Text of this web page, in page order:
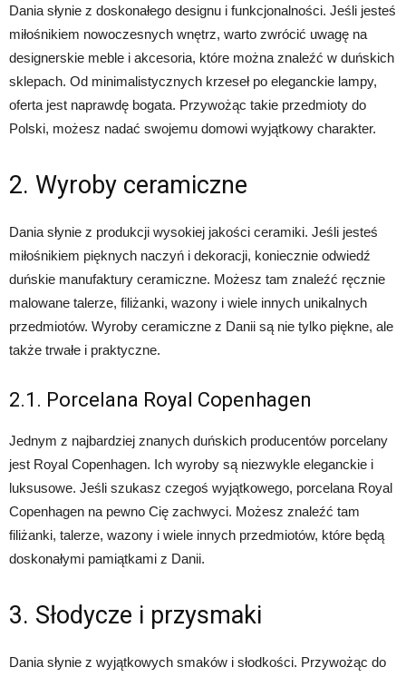
Dania słynie z doskonałego designu i funkcjonalności. Jeśli jesteś
miłośnikiem nowoczesnych wnętrz, warto zwrócić uwagę na
designerskie meble i akcesoria, które można znaleźć w duńskich
sklepach. Od minimalistycznych krzeseł po eleganckie lampy,
oferta jest naprawdę bogata. Przywożąc takie przedmioty do
Polski, możesz nadać swojemu domowi wyjątkowy charakter.
2. Wyroby ceramiczne
Dania słynie z produkcji wysokiej jakości ceramiki. Jeśli jesteś
miłośnikiem pięknych naczyń i dekoracji, koniecznie odwiedź
duńskie manufaktury ceramiczne. Możesz tam znaleźć ręcznie
malowane talerze, filiżanki, wazony i wiele innych unikalnych
przedmiotów. Wyroby ceramiczne z Danii są nie tylko piękne, ale
także trwałe i praktyczne.
2.1. Porcelana Royal Copenhagen
Jednym z najbardziej znanych duńskich producentów porcelany
jest Royal Copenhagen. Ich wyroby są niezwykle eleganckie i
luksusowe. Jeśli szukasz czegoś wyjątkowego, porcelana Royal
Copenhagen na pewno Cię zachwyci. Możesz znaleźć tam
filiżanki, talerze, wazony i wiele innych przedmiotów, które będą
doskonałymi pamiątkami z Danii.
3. Słodycze i przysmaki
Dania słynie z wyjątkowych smaków i słodkości. Przywożąc do